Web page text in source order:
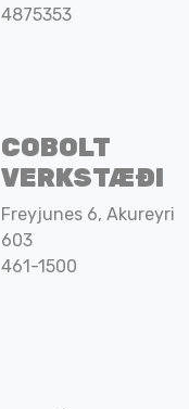
4875353
COBOLT
VERKSTÆÐI
Freyjunes 6, Akureyri
603
461-1500